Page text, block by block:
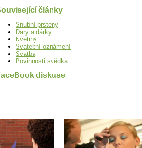
články
Snubní prsteny
Dary a dárky
Květiny
Svatební oznámení
Svatba
Povinnosti svědka
diskuse